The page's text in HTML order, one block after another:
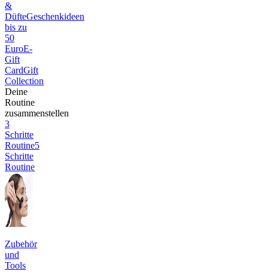
&
DüfteGeschenkideen
bis zu
50
EuroE-
Gift
CardGift
Collection
Deine
Routine
zusammenstellen
3
Schritte
Routine5
Schritte
Routine
Zubehör
und
Tools